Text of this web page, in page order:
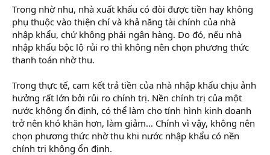
Trong nhờ nhu, nhà xuất khẩu có đòi được tiền hay không
phụ thuộc vào thiện chí và khả năng tài chính của nhà
nhập khẩu, chứ không phải ngân hàng. Do đó, nếu nhà
nhập khẩu bộc lộ rủi ro thì không nên chọn phương thức
thanh toán nhờ thu.
Trong thực tế, cam kết trả tiền của nhà nhập khẩu chịu ảnh
hưởng rất lớn bởi rủi ro chính trị. Nền chính trị của một
nước không ổn định, có thể làm cho tính hình kinh doanh
trở nên khó khăn hơn, làm giảm… Chính vì vậy, không nên
chọn phương thức nhờ thu khi nước nhập khẩu có nền
chính trị không ổn định.